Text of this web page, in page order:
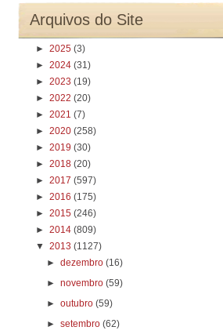
Arquivos do Site
► 2025 (3)
► 2024 (31)
► 2023 (19)
► 2022 (20)
► 2021 (7)
► 2020 (258)
► 2019 (30)
► 2018 (20)
► 2017 (597)
► 2016 (175)
► 2015 (246)
► 2014 (809)
▼ 2013 (1127)
►dezembro(16)
►novembro(59)
►outubro(59)
►setembro(62)